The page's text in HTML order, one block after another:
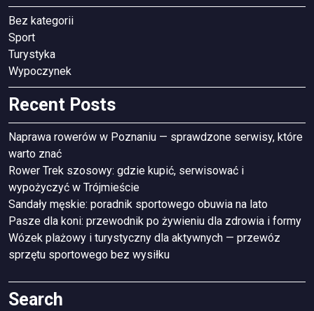
Bez kategorii
Sport
Turystyka
Wypoczynek
Recent Posts
Naprawa rowerów w Poznaniu — sprawdzone serwisy, które
warto znać
Rower Trek szosowy: gdzie kupić, serwisować i
wypożyczyć w Trójmieście
Sandały męskie: poradnik sportowego obuwia na lato
Pasze dla koni: przewodnik po żywieniu dla zdrowia i formy
Wózek plażowy i turystyczny dla aktywnych — przewóz
sprzętu sportowego bez wysiłku
Search